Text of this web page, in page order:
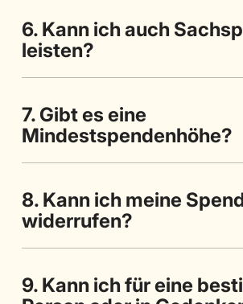
6. Kann ich auch
leisten?
7. Gibt es eine
Mindestspendenhöhe?
8. Kann ich meine
widerrufen?
9. Kann ich für eine